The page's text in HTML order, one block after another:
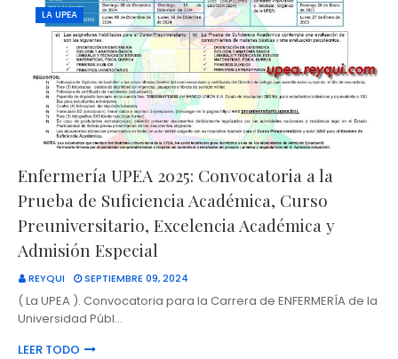
LA UPEA
Enfermería UPEA 2025: Convocatoria a la
Prueba de Suficiencia Académica, Curso
Preuniversitario, Excelencia Académica y
Admisión Especial
REYQUI SEPTIEMBRE 09, 2024
( La UPEA ). Convocatoria para la Carrera de ENFERMERÍA de la
Universidad Públ…
LEER TODO